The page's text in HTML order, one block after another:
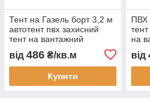
Тент на Газель борт 3,2 м
автотент пвх захисний
тент на вантажний
автомобіль встановлення
Харків виготовлення під
замовлення
від 486₴/кв.м
Купити
ПВХ
на
від